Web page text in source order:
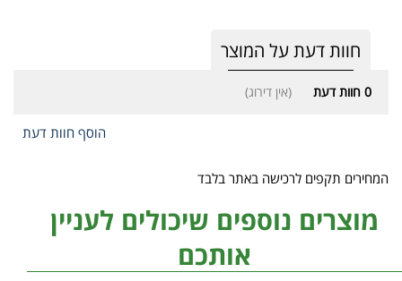
חוות דעת על המוצר
0 חוות דעת (אין דירוג)
הוסף חוות דעת
המחירים תקפים לרכישה באתר בלבד
מוצרים נוספים שיכולים לעניין
אותכם